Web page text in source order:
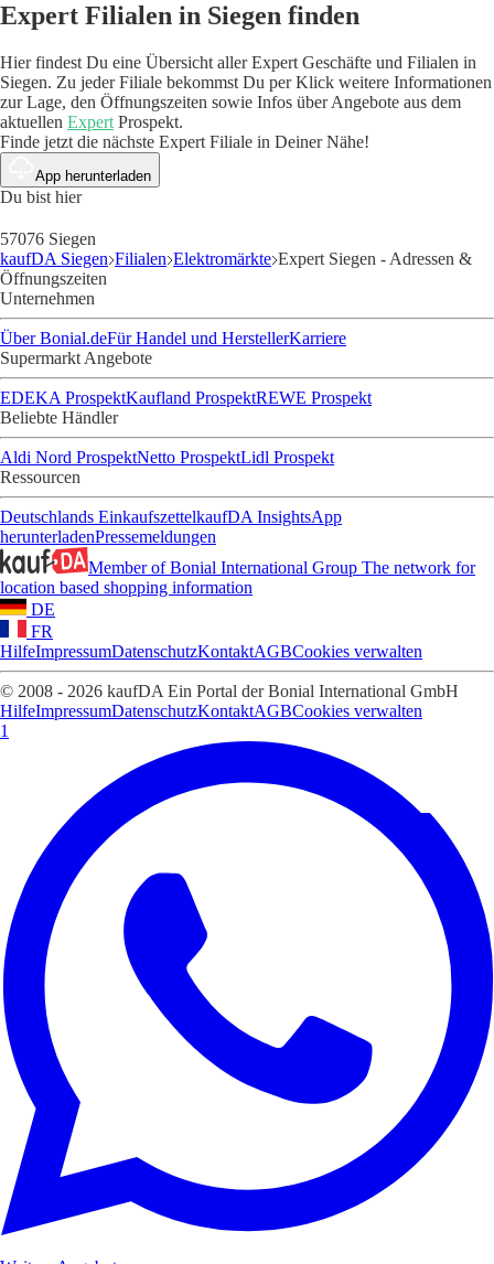
Expert Filialen in Siegen finden
Hier findest Du eine Übersicht aller Expert Geschäfte und Filialen in
Siegen. Zu jeder Filiale bekommst Du per Klick weitere Informationen
zur Lage, den Öffnungszeiten sowie Infos über Angebote aus dem
aktuellen Expert Prospekt.
Finde jetzt die nächste Expert Filiale in Deiner Nähe!
App herunterladen
Du bist hier
57076 Siegen
kaufDA Siegen Filialen Elektromärkte Expert Siegen - Adressen &
Öffnungszeiten
Unternehmen
Über Bonial.deFür Handel und HerstellerKarriere
Supermarkt Angebote
EDEKA ProspektKaufland ProspektREWE Prospekt
Beliebte Händler
Aldi Nord ProspektNetto ProspektLidl Prospekt
Ressourcen
Deutschlands EinkaufszettelkaufDA InsightsApp
herunterladenPressemeldungen
Member of Bonial International Group The network for
location based shopping information
DE
FR
HilfeImpressumDatenschutzKontaktAGBCookies verwalten
© 2008 - 2026 kaufDA Ein Portal der Bonial International GmbH
HilfeImpressumDatenschutzKontaktAGBCookies verwalten
1